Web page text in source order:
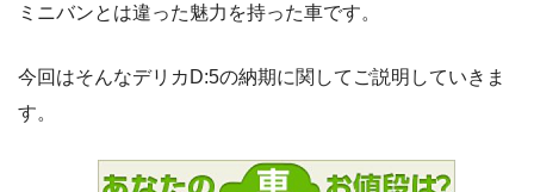
ミニバンとは違った魅力を持った車です。
今回はそんなデリカD:5の納期に関してご説明していきま
す。